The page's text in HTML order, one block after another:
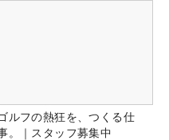
ルフの熱狂を、つくる仕
。｜スタッフ募集中